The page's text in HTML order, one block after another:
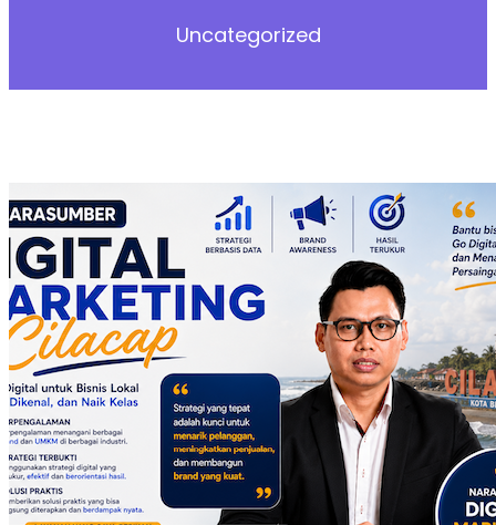
Uncategorized